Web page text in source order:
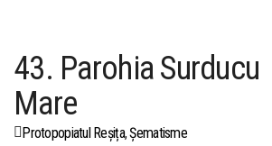
43. Parohia Surducu
Mare
Protopopiatul Reșița,Șematisme